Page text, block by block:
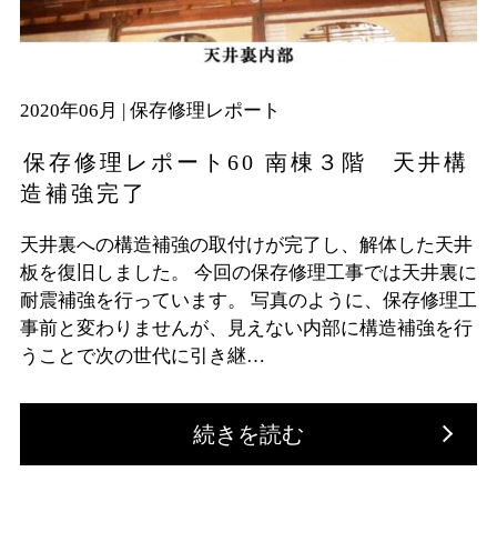
2020年06月 | 保存修理レポート
保存修理レポート60 南棟３階 天井構
造補強完了
天井裏への構造補強の取付けが完了し、解体した天井
板を復旧しました。 今回の保存修理工事では天井裏に
耐震補強を行っています。 写真のように、保存修理工
事前と変わりませんが、見えない内部に構造補強を行
うことで次の世代に引き継…
続きを読む